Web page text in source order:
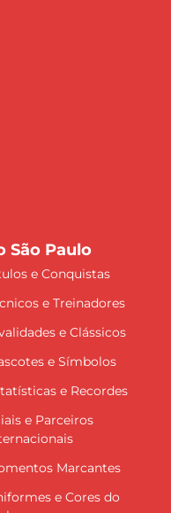
São Paulo
e Conquistas
e Treinadores
e Clássicos
e Símbolos
e Recordes
e Parceiros
Marcantes
e Cores do